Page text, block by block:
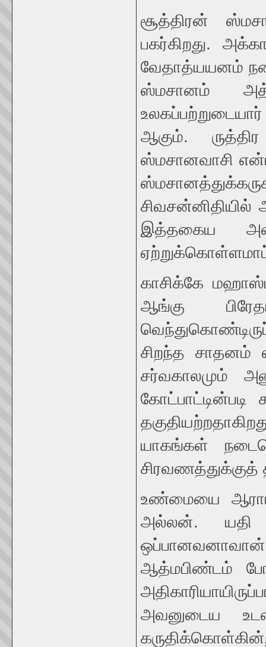
சூத்திரன்
பகர்கிறது.
வேதாத்யயனம்
ஸ்மசானம்
ஆகும்.
ஸ்மசானவாசி
சிவசன்னிதியில்
இத்தகைய
காசிக்கே
ஆங்கு
சிறந்த சாதனம்
சர்வகாலமும்
யாகங்கள்
சிரவணத்துக்குத்
உண்மையை
அல்லன். யதி
ஆத்மபிண்டம்
அவனுடைய